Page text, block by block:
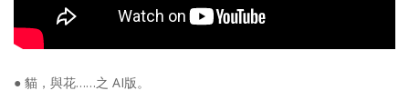
● 貓，與花……之 AI版。